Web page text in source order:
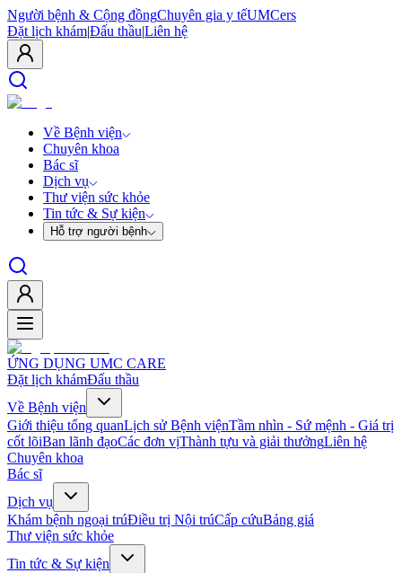
Người bệnh & Cộng đồngChuyên gia y tếUMCers
Đặt lịch khám|Đấu thầu|Liên hệ
Về Bệnh viện
Chuyên khoa
Bác sĩ
Dịch vụ
Thư viện sức khỏe
Tin tức & Sự kiện
Hỗ trợ người bệnh
ỨNG DỤNG UMC CARE
Đặt lịch khámĐấu thầu
Về Bệnh viện
Giới thiệu tổng quanLịch sử Bệnh việnTầm nhìn - Sứ mệnh - Giá trị
cốt lõiBan lãnh đạoCác đơn vịThành tựu và giải thưởngLiên hệ
Chuyên khoa
Bác sĩ
Dịch vụ
Khám bệnh ngoại trúĐiều trị Nội trúCấp cứuBảng giá
Thư viện sức khỏe
Tin tức & Sự kiện